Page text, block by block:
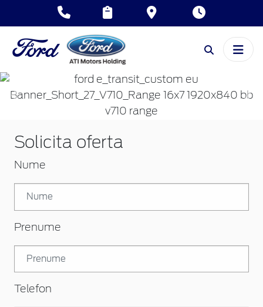
Inapoi
Solicita oferta
Nume
Prenume
Telefon